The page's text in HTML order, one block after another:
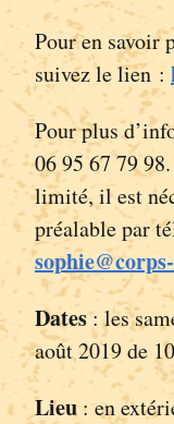
Pour en savoir
suivez le lien :
Pour plus
06 95 67 79
limité, il est
préalable par
Dates: les
août 2019 de
Lieu: en